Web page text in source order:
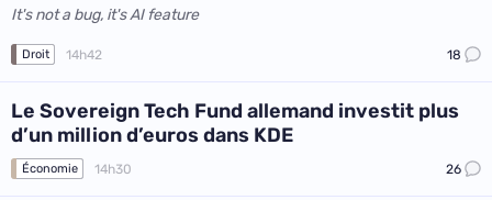
It's not a bug, it's AI feature
Droit 14h42 18
Le Sovereign Tech Fund allemand investit plus
d’un million d’euros dans KDE
Économie 14h30 26